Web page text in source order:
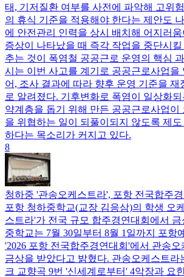
태, 기저질환 여부를 사전에 파악해 고위
의 휴식 기준을 적용해야 한다는 제안도
에 안전관리 인력을 상시 배치해 어지러움
증상이 나타났을 때 즉각 작업을 중단시
추는 것이 폭염철 공공근로 운영의 핵심
시는 이번 사고를 계기로 공공근로사업을
어, 조사 결과에 따라 향후 운영 기준을 재
로 알려졌다. 기후변화로 폭염이 일상화
약계층을 돕기 위해 만든 공공근로사업이
을 위협하는 일이 되풀이되지 않도록 제
하다는 목소리가 커지고 있다.
8
청하중 '관송오케스트라', 포항 전국합주
포항 청하중학교(교장 김응삼)의 학생 오
스트라'가 전국 규모 합주경연대회에서
중학교는 7월 30일부터 8월 1일까지 포항
'2026 포항 전국합주경연대회'에서 관송
금상을 받았다고 밝혔다. 관송오케스트라
크 교향곡 9번 '신세계로부터' 4악장과 요